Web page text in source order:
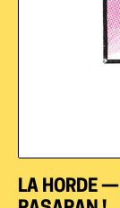
LA HORDE —